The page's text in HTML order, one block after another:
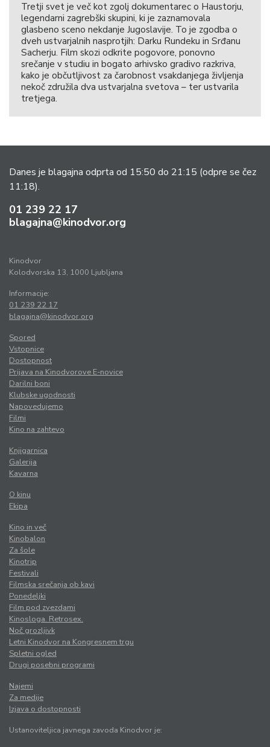
Tretji svet je več kot zgolj dokumentarec o Haustorju,
legendarni zagrebški skupini, ki je zaznamovala
glasbeno sceno nekdanje Jugoslavije. To je zgodba o
dveh ustvarjalnih nasprotjih: Darku Rundeku in Srđanu
Sacherju. Film skozi odkrite pogovore, ponovno
srečanje v studiu in bogato arhivsko gradivo razkriva,
kako je občutljivost za čarobnost vsakdanjega življenja
nekoč združila dva ustvarjalna svetova – ter ustvarila
tretjega.
Danes je blagajna odprta od 15:50 do 21:15 (odpre se čez
11:18).
01 239 22 17
blagajna@kinodvor.org
Kinodvor
Kolodvorska 13, 1000 Ljubljana
Informacije:
01 239 22 17
blagajna@kinodvor.org
Spored
Vstopnice
Dostopnost
Prijava na Kinodvorove E-novice
Darilni boni
Klubske ugodnosti
Napovedujemo
Filmi
Kino na zahtevo
Knjigarnica
Galerija
Kavarna
O kinu
Ekipa
Kino in več
Kinobalon
Za šole
Kinotrip
Festivali
Filmska srečanja ob kavi
Ponedeljki
Film pod zvezdami
Kinosloga. Retrosex.
Noč grozljivk
Letni Kinodvor na Kongresnem trgu
Spletni ogled
Drugi posebni programi
Najemi
Za medije
Izjava o dostopnosti
Ustanoviteljica javnega zavoda Kinodvor je: